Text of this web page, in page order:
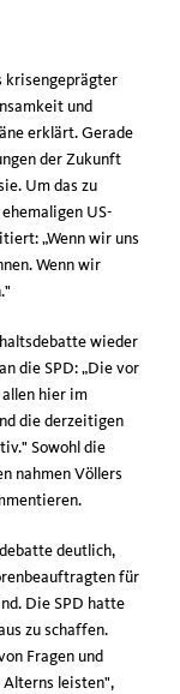
krisengeprägter
und
erklärt. Gerade
der Zukunft
Um das zu
US-
„Wenn wir uns
Wenn wir
wieder
die SPD: „Die vor
hier im
die derzeitigen
Sowohl die
nahmen Völlers
deutlich,
für
Die SPD hatte
zu schaffen.
Fragen und
Alterns leisten",